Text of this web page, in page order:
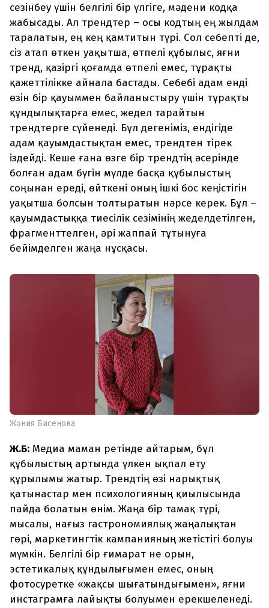
сезінбеу үшін белгілі бір үлгіге, мәдени кодқа
жабысады. Ал трендтер – осы кодтың ең жылдам
таралатын, ең кең қамтитын түрі. Сол себепті де,
сіз атап өткен уақытша, өтпелі құбылыс, яғни
тренд, қазіргі қоғамда өтпелі емес, тұрақты
қажеттілікке айнала бастады. Себебі адам енді
өзін бір қауыммен байланыстыру үшін тұрақты
құндылықтарға емес, жедел тарайтын
трендтерге сүйенеді. Бұл дегеніміз, ендігіде
адам қауымдастықтан емес, трендтен тірек
іздейді. Кеше ғана өзге бір трендтің әсерінде
болған адам бүгін мүлде басқа құбылыстың
соңынан ереді, өйткені оның ішкі бос кеңістігін
уақытша болсын толтыратын нәрсе керек. Бұл –
қауымдастыққа тиесілік сезімінің жеделдетілген,
фрагменттелген, әрі жаппай тұтынуға
бейімделген жаңа нұсқасы.
Жәния Бисенова
Ж.Б: Медиа маман ретінде айтарым, бұл
құбылыстың артында үлкен ықпал ету
құрылымы жатыр. Трендтің өзі нарықтық
қатынастар мен психологияның қиылысында
пайда болатын өнім. Жаңа бір тамақ түрі,
мысалы, нағыз гастрономиялық жаңалықтан
гөрі, маркетингтік кампанияның жетістігі болуы
мүмкін. Белгілі бір ғимарат не орын,
эстетикалық құндылығымен емес, оның
фотосуретке «жақсы шығатындығымен», яғни
инстаграмға лайықты болуымен ерекшеленеді.